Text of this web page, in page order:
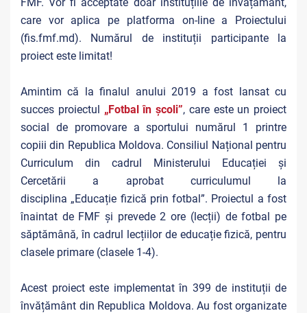
care vor aplica pe platforma on-line a Proiectului
(fis.fmf.md). Numărul de instituții participante la
proiect este limitat!
Amintim că la finalul anului 2019 a fost lansat cu
succes proiectul „Fotbal în școli”, care este un proiect
social de promovare a sportului numărul 1 printre
copiii din Republica Moldova. Consiliul Național pentru
Curriculum din cadrul Ministerului Educației și
Cercetării a aprobat curriculumul la
disciplina „Educație fizică prin fotbal”. Proiectul a fost
înaintat de FMF și prevede 2 ore (lecții) de fotbal pe
săptămână, în cadrul lecțiilor de educație fizică, pentru
clasele primare (clasele 1-4).
Acest proiect este implementat în 399 de instituții de
învățământ din Republica Moldova. Au fost organizate